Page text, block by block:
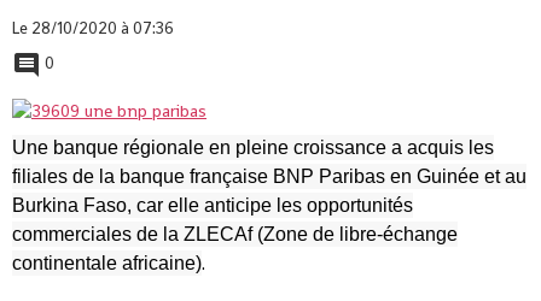
Le 28/10/2020 à 07:36
0
Une banque régionale en pleine croissance a acquis les
filiales de la banque française BNP Paribas en Guinée et au
Burkina Faso, car elle anticipe les opportunités
commerciales de la ZLECAf (Zone de libre-échange
continentale africaine).